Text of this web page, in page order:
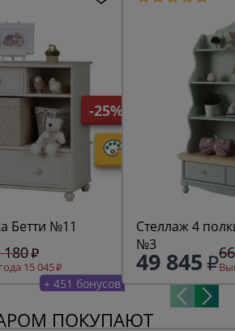
-25%
Стеллаж 2 ящика Бетти №11
180
15 045
+ 451 бонусов
Стеллаж 4
№3
49 845
ПОКУПАЮТ